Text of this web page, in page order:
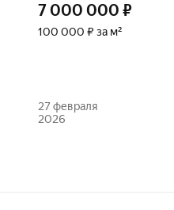
7 000 000 ₽
100 000 ₽ за м²
27 февраля
2026